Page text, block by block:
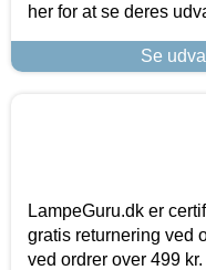
her for at se deres
Se
LampeGuru.dk er
gratis returnering ved
ved ordrer over 499